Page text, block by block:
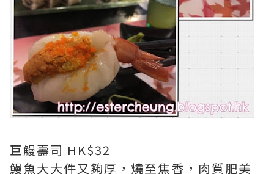
巨鰻壽司 HK$32
鰻魚大大件又夠厚，燒至焦香，肉質肥美